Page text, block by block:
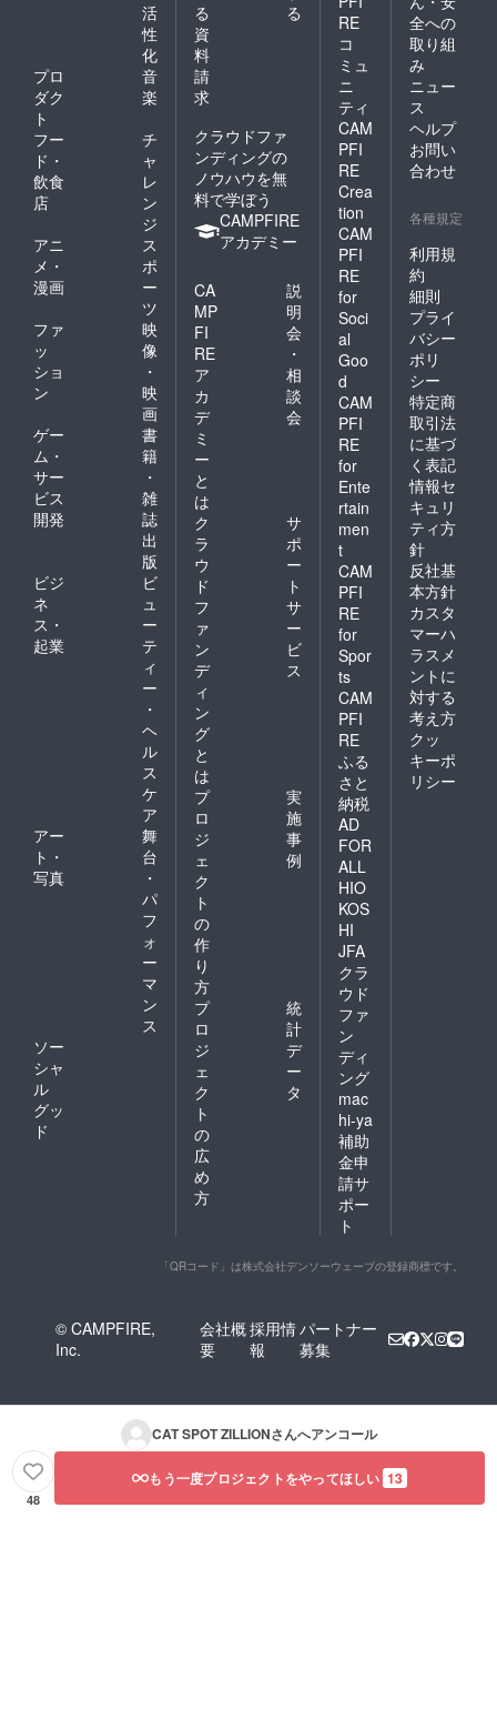
活
性
化
プロ
ダク
ト
音
楽
フー
ド・
飲食
店
チ
ャ
レ
ン
ジ
アニ
メ・
漫画
ス
ポ
ー
ツ
ファ
ッ
ショ
ン
映
像
・
映
画
ゲー
ム・
サー
ビス
開発
書
籍
・
雑
誌
出
版
ビジ
ネ
ス・
起業
ビ
ュ
ー
テ
ィ
ー
・
ヘ
ル
ス
ケ
ア
アー
ト・
写真
舞
台
・
パ
フ
ォ
ー
マ
ン
ス
ソー
シャ
ル
グッ
ド
る
る
資
料
請
求
クラウドファ
ンディングの
ノウハウを無
料で学ぼう
CAMPFIRE
アカデミー
CA
MP
FI
RE
ア
カ
デ
ミ
ー
と
は
説
明
会
・
相
談
会
ク
ラ
ウ
ド
フ
ァ
ン
デ
ィ
ン
グ
と
は
サ
ポ
ー
ト
サ
ー
ビ
ス
プ
ロ
ジ
ェ
ク
ト
の
作
り
方
実
施
事
例
プ
ロ
ジ
ェ
ク
ト
の
広
め
方
統
計
デ
ー
タ
RE
コ
ミュ
ニ
ティ
CAM
PFI
RE
Crea
tion
CAM
PFI
RE
for
Soci
al
Goo
d
CAM
PFI
RE
for
Ente
rtain
men
t
CAM
PFI
RE
for
Spor
ts
CAM
PFI
RE
ふる
さと
納税
AD
FOR
ALL
HIO
KOS
HI
JFA
クラ
ウド
ファ
ン
ディ
ング
mac
hi-ya
補助
金申
請サ
ポー
ト
全への
取り組
み
ニュー
ス
ヘルプ
お問い
合わせ
各種規定
利用規
約
細則
プライ
バシー
ポリ
シー
特定商
取引法
に基づ
く表記
情報セ
キュリ
ティ方
針
反社基
本方針
カスタ
マーハ
ラスメ
ントに
対する
考え方
クッ
キーポ
リシー
「QRコード」は株式会社デンソーウェーブの登録商標です。
© CAMPFIRE,
Inc.
会社概
要
採用情
報
パートナー
募集
CAT SPOT ZILLIONさんへアンコール
48
もう一度プロジェクトをやってほしい 13